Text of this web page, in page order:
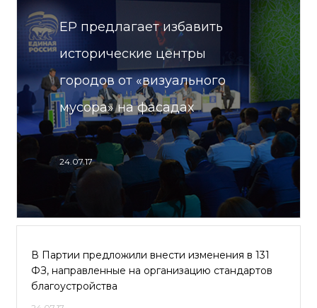
ЕР предлагает избавить
исторические центры
городов от «визуального
мусора» на фасадах
24.07.17
В Партии предложили внести изменения в 131
ФЗ, направленные на организацию стандартов
благоустройства